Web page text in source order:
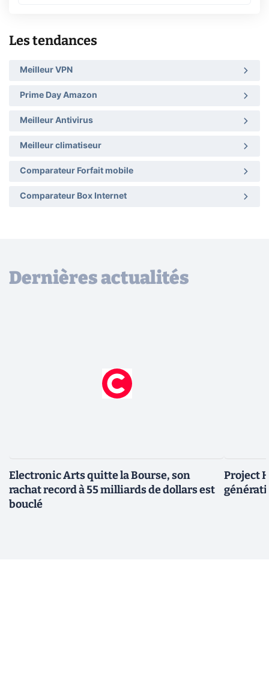
Les tendances
Meilleur VPN
Prime Day Amazon
Meilleur Antivirus
Meilleur climatiseur
Comparateur Forfait mobile
Comparateur Box Internet
Dernières actualités
Electronic Arts quitte la Bourse, son
rachat record à 55 milliards de dollars est
bouclé
Project